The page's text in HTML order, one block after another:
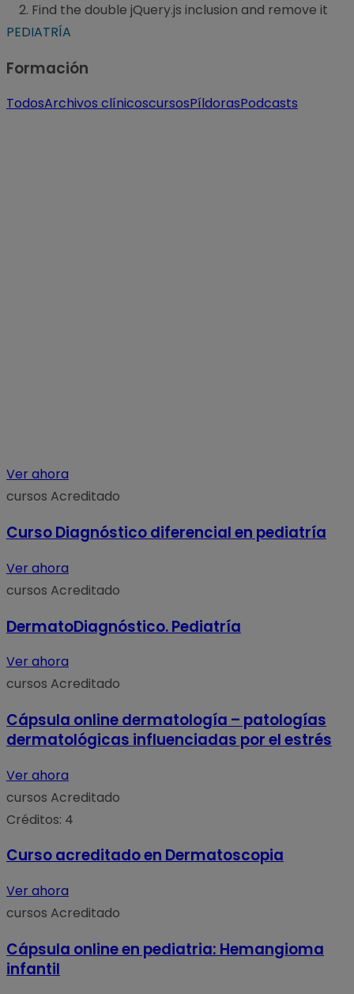
2. Find the double jQuery.js inclusion and remove it
PEDIATRÍA
Formación
TodosArchivos clínicoscursosPíldorasPodcasts
Ver ahora
cursos Acreditado
Curso Diagnóstico diferencial en pediatría
Ver ahora
cursos Acreditado
DermatoDiagnóstico. Pediatría
Ver ahora
cursos Acreditado
Cápsula online dermatología – patologías
dermatológicas influenciadas por el estrés
Ver ahora
cursos Acreditado
Créditos: 4
Curso acreditado en Dermatoscopia
Ver ahora
cursos Acreditado
Cápsula online en pediatria: Hemangioma
infantil